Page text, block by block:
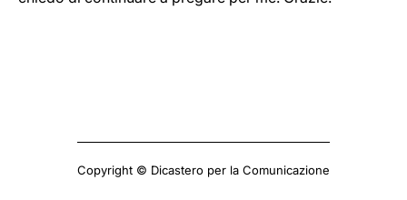
Copyright © Dicastero per la Comunicazione